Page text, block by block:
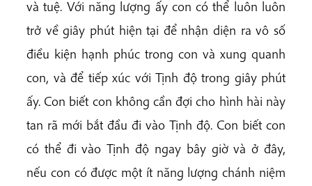
và tuệ. Với năng lượng ấy con có thể luôn luôn
trở về giây phút hiện tại để nhận diện ra vô số
điều kiện hạnh phúc trong con và xung quanh
con, và để tiếp xúc với Tịnh độ trong giây phút
ấy. Con biết con không cần đợi cho hình hài này
tan rã mới bắt đầu đi vào Tịnh độ. Con biết con
có thể đi vào Tịnh độ ngay bây giờ và ở đây,
nếu con có được một ít năng lượng chánh niệm